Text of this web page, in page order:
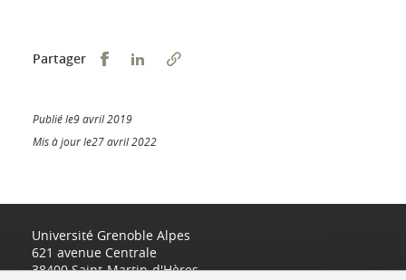
Partager Partager sur Facebook
Partager sur LinkedIn
Publié le9 avril 2019
Mis à jour le27 avril 2022
Université Grenoble Alpes
621 avenue Centrale
38400 Saint-Martin-d'Hères